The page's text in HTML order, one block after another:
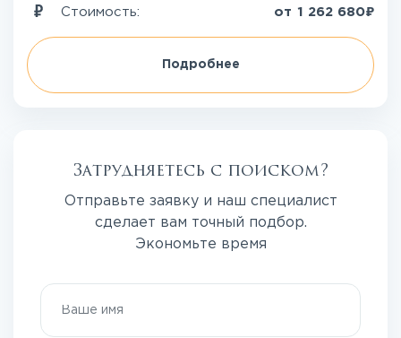
Стоимость: от 1 262 680₽
Подробнее
Затрудняетесь с поиском?
Отправьте заявку и наш специалист
сделает вам точный подбор.
Экономьте время